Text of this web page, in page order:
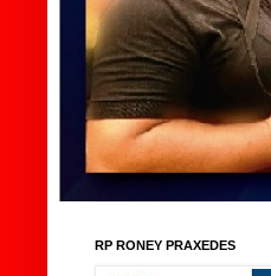
RP RONEY PRAXEDES